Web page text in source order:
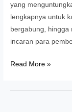
yang
lengkapnya untuk
bergabung, hingga
incaran para
Tertarik
Read More »